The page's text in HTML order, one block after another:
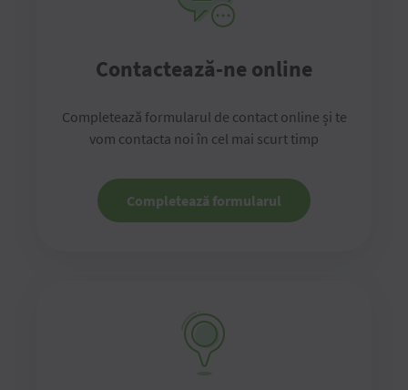
Contactează-ne online
Completează formularul de contact online și te
vom contacta noi în cel mai scurt timp
Completează formularul